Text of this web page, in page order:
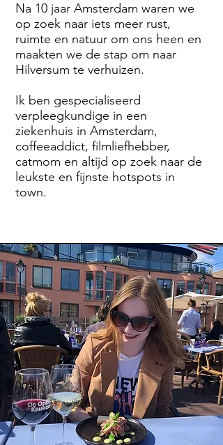
Na 10 jaar Amsterdam waren we
op zoek naar iets meer rust,
ruimte en natuur om ons heen en
maakten we de stap om naar
Hilversum te verhuizen.
Ik ben gespecialiseerd
verpleegkundige in een
ziekenhuis in Amsterdam,
coffeeaddict, filmliefhebber,
catmom en altijd op zoek naar de
leukste en fijnste hotspots in
town.